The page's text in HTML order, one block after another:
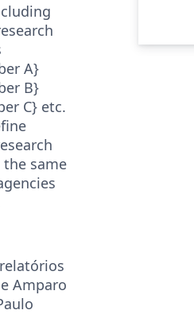
A}
B}
C} etc.
same
Amparo